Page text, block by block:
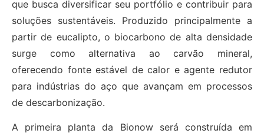
que busca diversificar seu portfólio e contribuir para
soluções sustentáveis. Produzido principalmente a
partir de eucalipto, o biocarbono de alta densidade
surge como alternativa ao carvão mineral,
oferecendo fonte estável de calor e agente redutor
para indústrias do aço que avançam em processos
de descarbonização.
A primeira planta da Bionow será construída em